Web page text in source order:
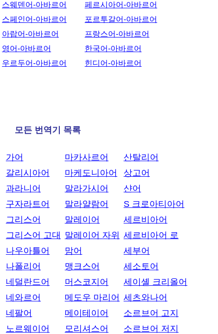
스웨덴어-아바르어
스페인어-아바르어
아랍어-아바르어
영어-아바르어
우르두어-아바르어
페르시아어-아바르어
포르투갈어-아바르어
프랑스어-아바르어
한국어-아바르어
힌디어-아바르어
모든 번역기 목록
가어
갈리시아어
과라니어
구자라트어
그리스어
그리스어 고대
나우아틀어
나폴리어
네덜란드어
네와르어
네팔어
노르웨이어
마카사르어
마케도니아어
말라가시어
말라얄람어
말레이어
말레이어 자위
맘어
맹크스어
머스코지어
메도우 마리어
메이테이어
모리셔스어
산탈리어
상고어
샨어
S 크로아티아어
세르비아어
세르비아어 로
세부어
세소토어
세이셸 크리올어
세츠와나어
소르브어 고지
소르브어 저지